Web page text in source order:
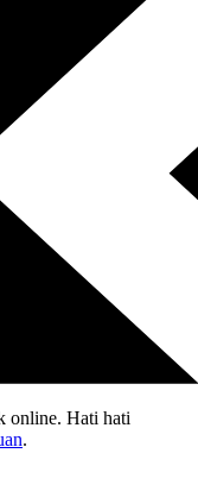
online. Hati hati
.